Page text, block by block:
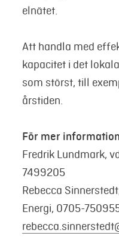
elnätet.
Att handla med
kapacitet i det
som störst, till
årstiden.
För mer
Fredrik Lundmark,
7499205
Rebecca
Energi, 0705-